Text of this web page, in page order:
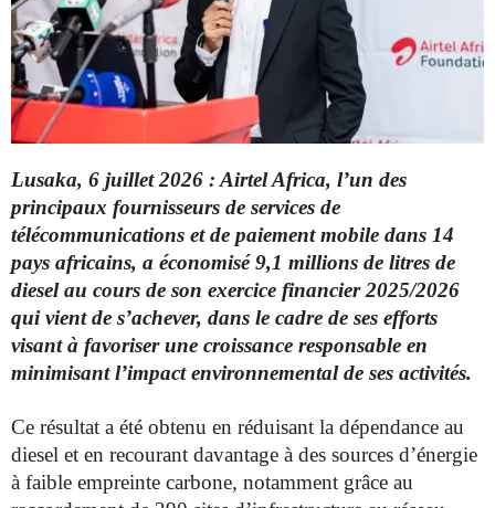
Lusaka, 6 juillet 2026 : Airtel Africa, l’un des
principaux fournisseurs de services de
télécommunications et de paiement mobile dans 14
pays africains, a économisé 9,1 millions de litres de
diesel au cours de son exercice financier 2025/2026
qui vient de s’achever, dans le cadre de ses efforts
visant à favoriser une croissance responsable en
minimisant l’impact environnemental de ses activités.
Ce résultat a été obtenu en réduisant la dépendance au
diesel et en recourant davantage à des sources d’énergie
à faible empreinte carbone, notamment grâce au